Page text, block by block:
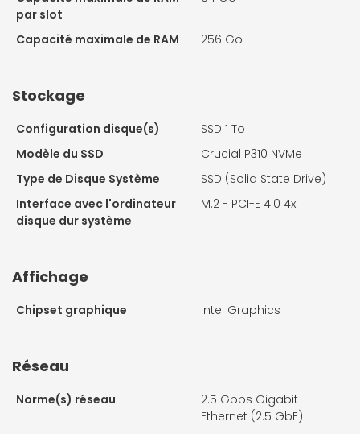
par slot
Capacité maximale de RAM 256 Go
Stockage
Configuration disque(s)
SSD 1 To
Modèle du SSD
Crucial P310 NVMe
Type de Disque Système
SSD (Solid State Drive)
Interface avec l'ordinateur
disque dur système
M.2 - PCI-E 4.0 4x
Affichage
Chipset graphique Intel Graphics
Réseau
Norme(s) réseau
2.5 Gbps Gigabit
Ethernet (2.5 GbE)